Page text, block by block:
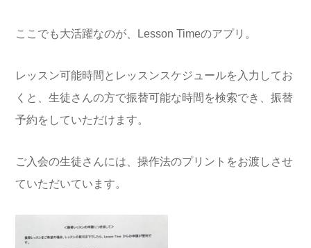
ここでも大活躍なのが、Lesson Timeのアプリ。
レッスン可能時間とレッスンスケジュールを入力してお
くと、生徒さんの方で振替可能な時間を検索でき、振替
予約をしていただけます。
ご入会の生徒さんには、操作法のプリントをお渡しさせ
ていただいています。